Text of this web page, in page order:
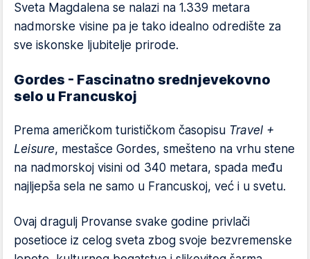
Sveta Magdalena se nalazi na 1.339 metara
nadmorske visine pa je tako idealno odredište za
sve iskonske ljubitelje prirode.
Gordes - Fascinatno srednjevekovno
selo u Francuskoj
Prema američkom turističkom časopisu Travel +
Leisure, mestašce Gordes, smešteno na vrhu stene
na nadmorskoj visini od 340 metara, spada među
najljepša sela ne samo u Francuskoj, već i u svetu.
Ovaj dragulj Provanse svake godine privlači
posetioce iz celog sveta zbog svoje bezvremenske